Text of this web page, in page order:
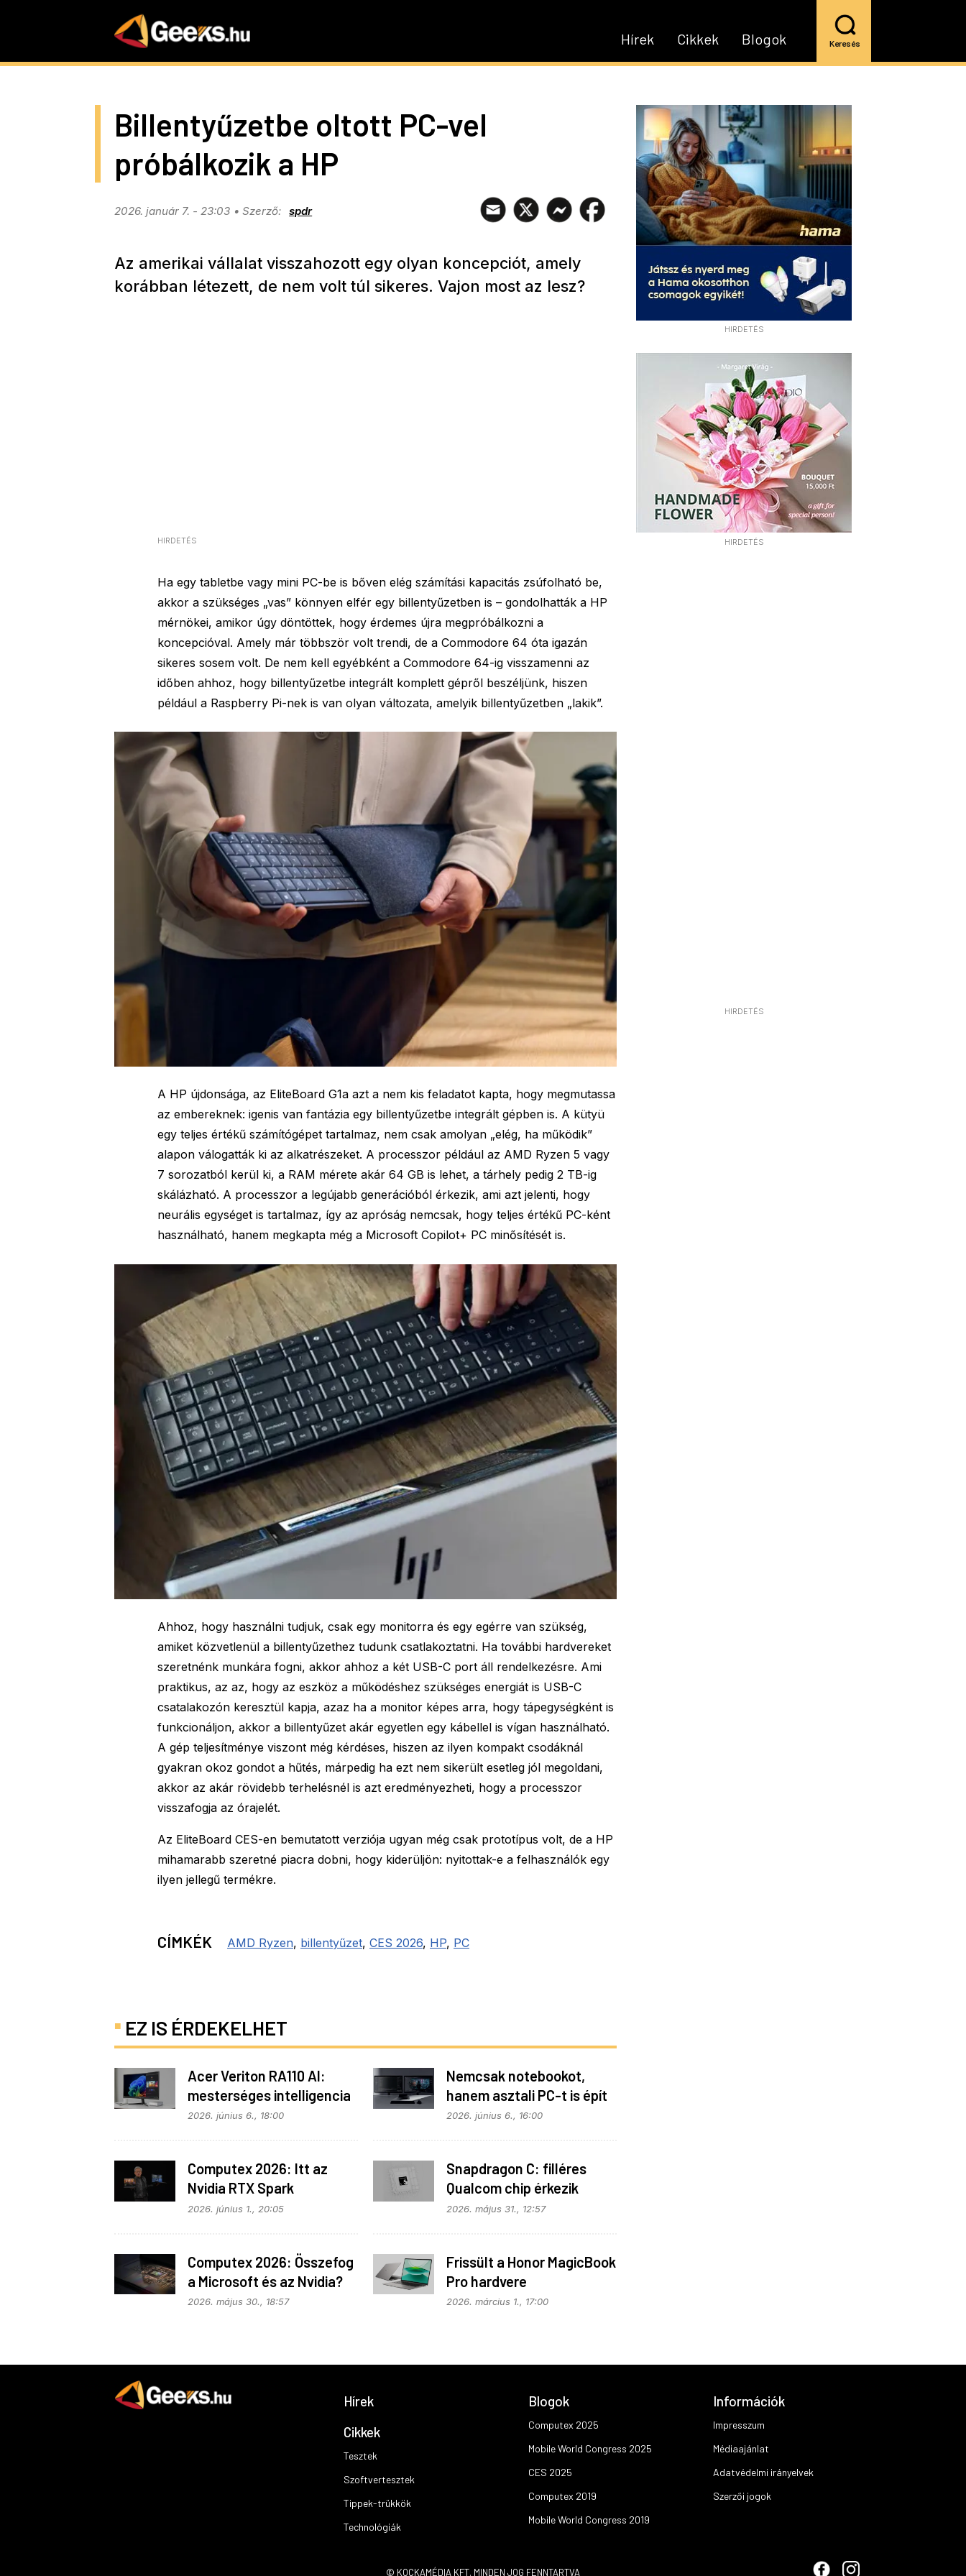
Blogok
Cikkek
Hírek Keresés
HIRDETÉS
HIRDETÉS
HIRDETÉS
Billentyűzetbe oltott PC-vel
próbálkozik a HP
2026. január 7. - 23:03 spdr
Az amerikai vállalat visszahozott egy olyan koncepciót, amely
korábban létezett, de nem volt túl sikeres. Vajon most az lesz?
HIRDETÉS
Ha egy tabletbe vagy mini PC-be is bőven elég számítási kapacitás zsúfolható be,
akkor a szükséges „vas” könnyen elfér egy billentyűzetben is – gondolhatták a HP
mérnökei, amikor úgy döntöttek, hogy érdemes újra megpróbálkozni a
koncepcióval. Amely már többször volt trendi, de a Commodore 64 óta igazán
sikeres sosem volt. De nem kell egyébként a Commodore 64-ig visszamenni az
időben ahhoz, hogy billentyűzetbe integrált komplett gépről beszéljünk, hiszen
például a Raspberry Pi-nek is van olyan változata, amelyik billentyűzetben „lakik”.
A HP újdonsága, az EliteBoard G1a azt a nem kis feladatot kapta, hogy megmutassa
az embereknek: igenis van fantázia egy billentyűzetbe integrált gépben is. A kütyü
egy teljes értékű számítógépet tartalmaz, nem csak amolyan „elég, ha működik”
alapon válogatták ki az alkatrészeket. A processzor például az AMD Ryzen 5 vagy
7 sorozatból kerül ki, a RAM mérete akár 64 GB is lehet, a tárhely pedig 2 TB-ig
skálázható. A processzor a legújabb generációból érkezik, ami azt jelenti, hogy
neurális egységet is tartalmaz, így az apróság nemcsak, hogy teljes értékű PC-ként
használható, hanem megkapta még a Microsoft Copilot+ PC minősítését is.
Ahhoz, hogy használni tudjuk, csak egy monitorra és egy egérre van szükség,
amiket közvetlenül a billentyűzethez tudunk csatlakoztatni. Ha további hardvereket
szeretnénk munkára fogni, akkor ahhoz a két USB-C port áll rendelkezésre. Ami
praktikus, az az, hogy az eszköz a működéshez szükséges energiát is USB-C
csatalakozón keresztül kapja, azaz ha a monitor képes arra, hogy tápegységként is
funkcionáljon, akkor a billentyűzet akár egyetlen egy kábellel is vígan használható.
A gép teljesítménye viszont még kérdéses, hiszen az ilyen kompakt csodáknál
gyakran okoz gondot a hűtés, márpedig ha ezt nem sikerült esetleg jól megoldani,
akkor az akár rövidebb terhelésnél is azt eredményezheti, hogy a processzor
visszafogja az órajelét.
Az EliteBoard CES-en bemutatott verziója ugyan még csak prototípus volt, de a HP
mihamarabb szeretné piacra dobni, hogy kiderüljön: nyitottak-e a felhasználók egy
ilyen jellegű termékre.
CÍMKÉK AMD Ryzen, billentyűzet, CES 2026, HP, PC
EZ IS ÉRDEKELHET
Acer Veriton RA110 AI:
mesterséges intelligencia
helyben
2026. június 6., 18:00
Nemcsak notebookot,
hanem asztali PC-t is épít
a Microsoft az RTX Spark
2026. június 6., 16:00
Computex 2026: Itt az
Nvidia RTX Spark
processzor
2026. június 1., 20:05
Snapdragon C: filléres
Qualcom chip érkezik
Widowshoz
2026. május 31., 12:57
Computex 2026: Összefog
a Microsoft és az Nvidia?
2026. május 30., 18:57
Frissült a Honor MagicBook
Pro hardvere
2026. március 1., 17:00
Hírek
Cikkek
Tesztek
Szoftvertesztek
Tippek-trükkök
Technológiák
Blogok
Computex 2025
Mobile World Congress 2025
CES 2025
Computex 2019
Mobile World Congress 2019
Információk
Impresszum
Médiaajánlat
Adatvédelmi irányelvek
Szerzői jogok
© KOCKAMÉDIA KFT. MINDEN JOG FENNTARTVA